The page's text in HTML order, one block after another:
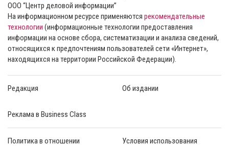
ООО “Центр деловой информации”
На информационном ресурсе применяются рекомендательные
технологии (информационные технологии предоставления
информации на основе сбора, систематизации и анализа сведений,
относящихся к предпочтениям пользователей сети «Интернет»,
находящихся на территории Российской Федерации).
Редакция Об издании
Реклама в Business Class
Политика в отношении
Условия использования